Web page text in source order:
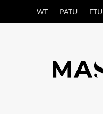
WT PATU ETU